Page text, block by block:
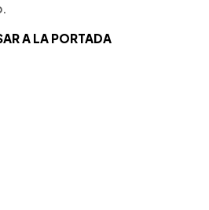
A LA PORTADA